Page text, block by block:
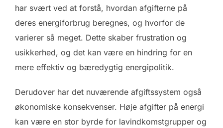
har svært ved at forstå, hvordan afgifterne på
deres energiforbrug beregnes, og hvorfor de
varierer så meget. Dette skaber frustration og
usikkerhed, og det kan være en hindring for en
mere effektiv og bæredygtig energipolitik.
Derudover har det nuværende afgiftssystem også
økonomiske konsekvenser. Høje afgifter på energi
kan være en stor byrde for lavindkomstgrupper og